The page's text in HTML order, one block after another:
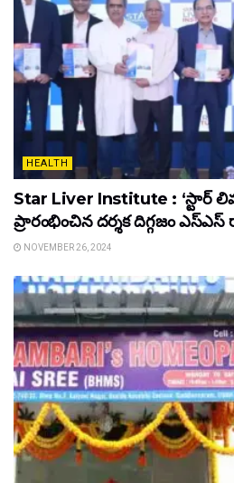
HEALTH
Star Liver Institute : ‘స్టార్
ప్రారంభించిన ద‌ర్శ‌క దిగ్గ‌జం
NOVEMBER 26, 2024